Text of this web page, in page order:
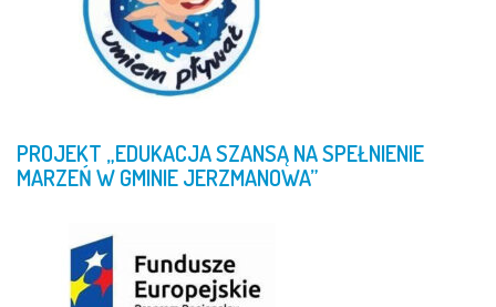
PROJEKT „EDUKACJASZANSĄNASPEŁNIENIE
MARZEŃWGMINIEJERZMANOWA”